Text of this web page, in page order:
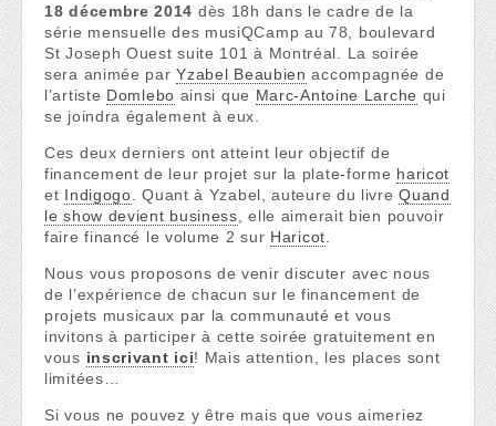
18 décembre 2014 dès 18h dans le cadre de la
série mensuelle des musiQCamp au 78, boulevard
St Joseph Ouest suite 101 à Montréal. La soirée
sera animée parYzabel Beaubien accompagnée de
l’artiste Domlebo ainsi que Marc-Antoine Larche qui
se joindra également à eux.
Ces deux derniers ont atteint leur objectif de
financement de leur projet sur la plate-forme haricot
et Indigogo . Quant à Yzabel, auteure du livreQuand
le show devient business , elle aimerait bien pouvoir
faire financé le volume 2 sur Haricot
Nous vous proposons de venir discuter avec nous
de l’expérience de chacun sur le financement de
projets musicaux par la communauté et vous
invitons à participer à cette soirée gratuitement en
vous inscrivant ici! Mais attention, les places sont
limitées…
Si vous ne pouvez y être mais que vous aimeriez